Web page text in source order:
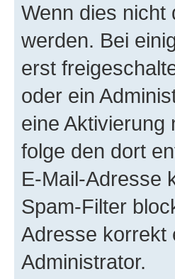
Wenn dies nicht
werden. Bei
erst
oder ein
eine Aktivierung
folge den dort
E-Mail-Adresse
Spam-Filter
Adresse korrekt
Administrator.